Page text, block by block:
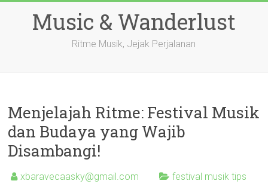
Music & Wanderlust
Ritme Musik, Jejak Perjalanan
Menjelajah Ritme: Festival Musik
dan Budaya yang Wajib
Disambangi!
xbaravecaasky@gmail.com festival musik tips